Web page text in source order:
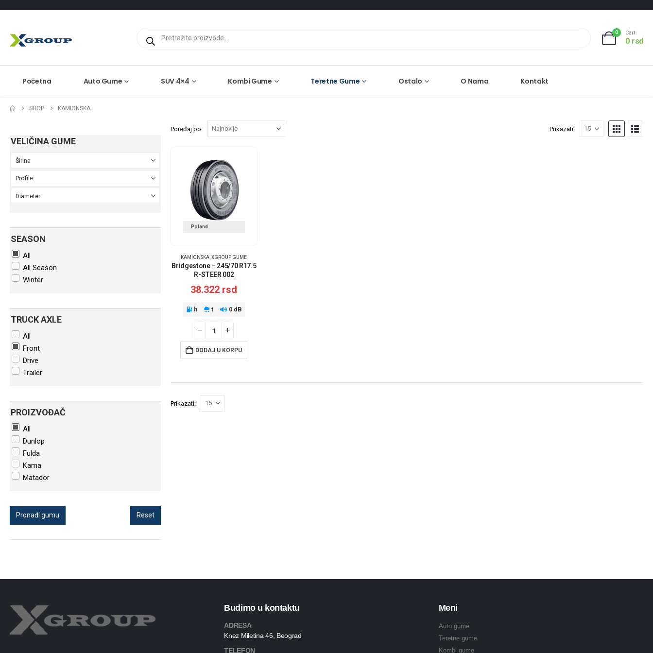
search
0 Cart
0 rsd
Početna Auto Gume SUV 4×4 Kombi Gume Teretne Gume Ostalo O Nama Kontakt
SHOP KAMIONSKA
Poređaj po: Prikazati:
Poland
KAMIONSKA ,XGROUP GUME
Bridgestone – 245/70 R17.5
R-STEER 002
38.322 rsd
h t 0 dB
DODAJ U KORPU
Prikazati:
VELIČINA GUME
SEASON
All
All Season
Winter
TRUCK AXLE
All
Front
Drive
Trailer
PROIZVOĐAČ
All
Dunlop
Fulda
Kama
Matador
Pronađi gumu Reset
Budimo u kontaktu
ADRESA
Knez Miletina 46, Beograd
TELEFON
Meni
Auto gume
Teretne gume
Kombi gume